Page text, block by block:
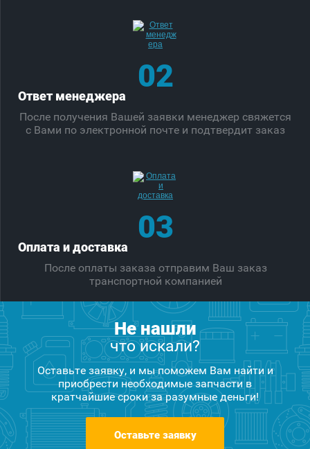
02
Ответ менеджера
После получения Вашей заявки менеджер свяжется
с Вами по электронной почте и подтвердит заказ
03
Оплата и доставка
После оплаты заказа отправим Ваш заказ
транспортной компанией
Не нашли
что искали?
Оставьте заявку, и мы поможем Вам найти и
приобрести необходимые запчасти в
кратчайшие сроки за разумные деньги!
Оставьте заявку